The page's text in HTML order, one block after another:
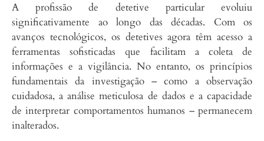
A profissão de detetive particular evoluiu
significativamente ao longo das décadas. Com os
avanços tecnológicos, os detetives agora têm acesso a
ferramentas sofisticadas que facilitam a coleta de
informações e a vigilância. No entanto, os princípios
fundamentais da investigação – como a observação
cuidadosa, a análise meticulosa de dados e a capacidade
de interpretar comportamentos humanos – permanecem
inalterados.